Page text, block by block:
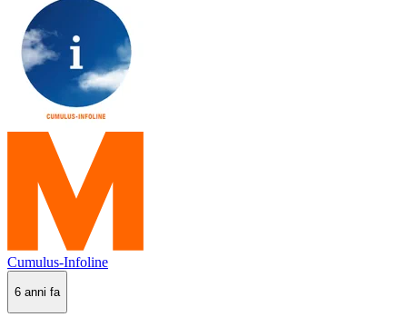
Cumulus-Infoline
6 anni fa